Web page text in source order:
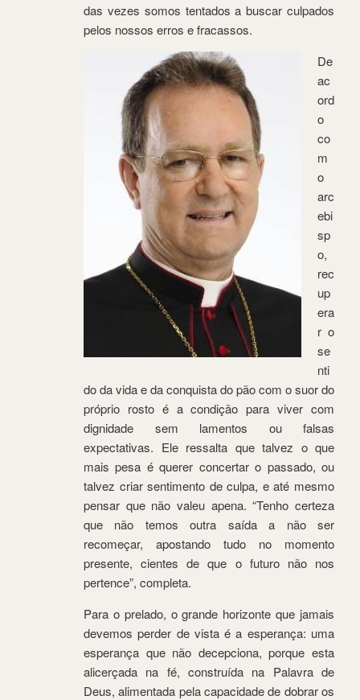
das vezes somos tentados a buscar culpados
pelos nossos erros e fracassos.
De
ac
ord
o
co
m
o
arc
ebi
sp
o,
rec
up
era
r o
se
nti
do da vida e da conquista do pão com o suor do
próprio rosto é a condição para viver com
dignidade sem lamentos ou falsas
expectativas. Ele ressalta que talvez o que
mais pesa é querer concertar o passado, ou
talvez criar sentimento de culpa, e até mesmo
pensar que não valeu apena. “Tenho certeza
que não temos outra saída a não ser
recomeçar, apostando tudo no momento
presente, cientes de que o futuro não nos
pertence”, completa.
Para o prelado, o grande horizonte que jamais
devemos perder de vista é a esperança: uma
esperança que não decepciona, porque esta
alicerçada na fé, construída na Palavra de
Deus, alimentada pela capacidade de dobrar os